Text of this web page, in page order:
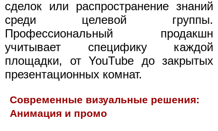
сделок или распространение знаний
среди целевой группы.
Профессиональный продакшн
учитывает специфику каждой
площадки, от YouTube до закрытых
презентационных комнат.
Современные визуальные решения:
Анимация и промо